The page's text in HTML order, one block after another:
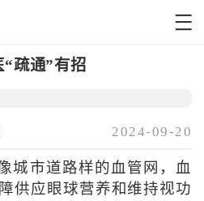
“疏通”有招
2024-09-20
城市道路样的血管网，血
供应眼球营养和维持视功